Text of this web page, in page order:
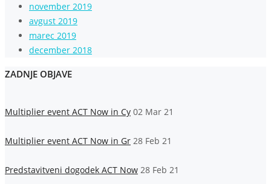
november 2019
avgust 2019
marec 2019
december 2018
ZADNJE OBJAVE
Multiplier event ACT Now in Cy 02 Mar 21
Multiplier event ACT Now in Gr 28 Feb 21
Predstavitveni dogodek ACT Now 28 Feb 21